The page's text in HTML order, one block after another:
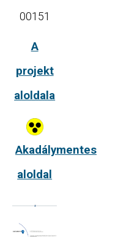
00151
A
projekt
aloldala
Akadálymentes
aloldal